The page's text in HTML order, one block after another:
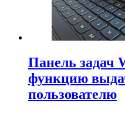
Панель задач
функцию
пользователю